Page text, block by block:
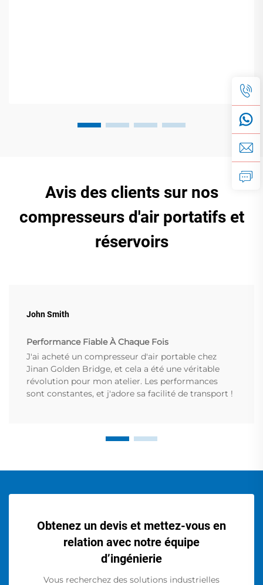
Avis des clients sur nos
compresseurs d'air portatifs et
réservoirs
John Smith
Performance Fiable À Chaque Fois
J'ai acheté un compresseur d'air portable chez
Jinan Golden Bridge, et cela a été une véritable
révolution pour mon atelier. Les performances
sont constantes, et j'adore sa facilité de transport !
Obtenez un devis et mettez-vous en
relation avec notre équipe
d’ingénierie
Vous recherchez des solutions industrielles